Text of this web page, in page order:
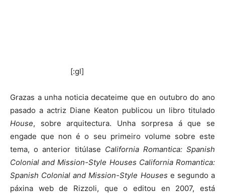
[:gl]
Grazas a unha noticia decateime que en outubro do ano
pasado a actriz Diane Keaton publicou un libro titulado
House, sobre arquitectura. Unha sorpresa á que se
engade que non é o seu primeiro volume sobre este
tema, o anterior titúlase California Romantica: Spanish
Colonial and Mission-Style Houses California Romantica:
Spanish Colonial and Mission-Style Houses e segundo a
páxina web de Rizzoli, que o editou en 2007, está